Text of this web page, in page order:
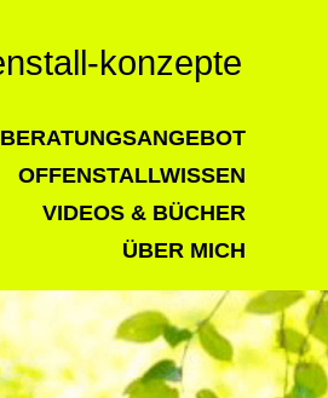
konzepte
BERATUNGSANGEBOT
OFFENSTALLWISSEN
VIDEOS & BÜCHER
ÜBER MICH